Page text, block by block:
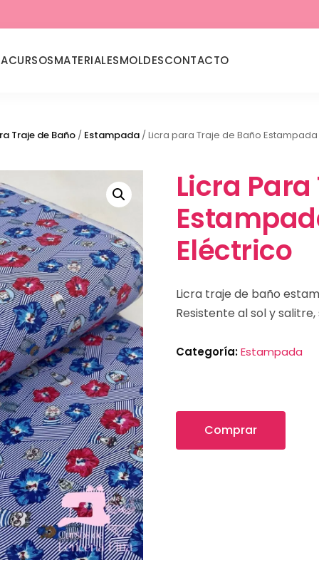
CURSOSMATERIALESMOLDESCONTACTO
Traje de Baño / Estampada / Licra para Traje de Baño
Licra
Eléctrico
Licra traje de baño
Resistente al sol y
Categoría:Estampada
Comprar